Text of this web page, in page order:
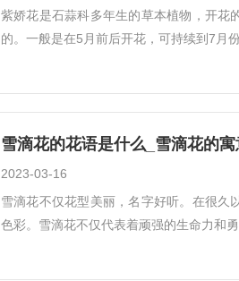
紫娇花是石蒜科多年生的草本植物，开花
的。一般是在5月前后开花，可持续到7月
雪滴花的花语是什么_雪滴花的
2023-03-16
雪滴花不仅花型美丽，名字好听。在很久
色彩。雪滴花不仅代表着顽强的生命力和